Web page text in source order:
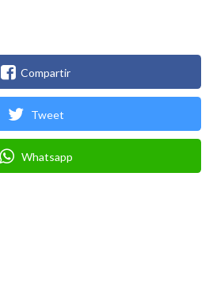
Compartir
Tweet
Whatsapp